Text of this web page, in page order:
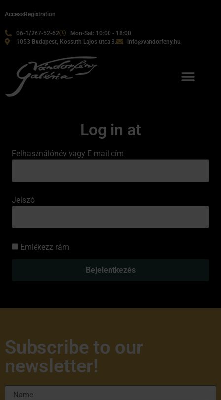
06-1/267-52-62
Mon-Sat: 10:00 - 18:00
1053 Budapest, Kossuth Lajos utca 3.
info@vandorfeny.hu
AccessRegistration
Log in at
Felhasználónév vagy E-mail cím
Jelszó
Emlékezz rám
Bejelentkezés
Subscribe to our
newsletter!